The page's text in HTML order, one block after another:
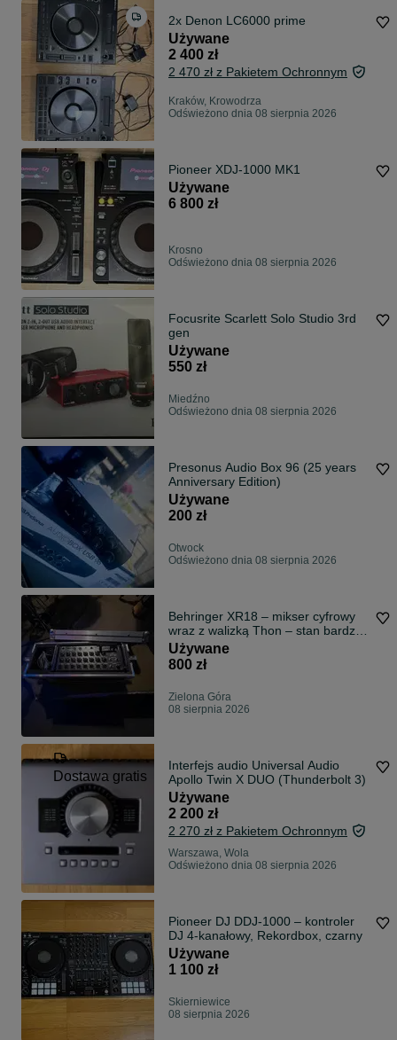
2x Denon LC6000 prime
Używane
2 400 zł
2 470 zł z Pakietem Ochronnym
Kraków, Krowodrza
Odświeżono dnia 08 sierpnia 2026
Pioneer XDJ-1000 MK1
Używane
6 800 zł
Krosno
Odświeżono dnia 08 sierpnia 2026
Focusrite Scarlett Solo Studio 3rd
gen
Używane
550 zł
Miedźno
Odświeżono dnia 08 sierpnia 2026
Presonus Audio Box 96 (25 years
Anniversary Edition)
Używane
200 zł
Otwock
Odświeżono dnia 08 sierpnia 2026
Behringer XR18 – mikser cyfrowy
wraz z walizką Thon – stan bardzo
dobry/idealny
Używane
800 zł
Zielona Góra
08 sierpnia 2026
Dostawa gratis
Interfejs audio Universal Audio
Apollo Twin X DUO (Thunderbolt 3)
Używane
2 200 zł
2 270 zł z Pakietem Ochronnym
Warszawa, Wola
Odświeżono dnia 08 sierpnia 2026
Pioneer DJ DDJ-1000 – kontroler
DJ 4-kanałowy, Rekordbox, czarny
Używane
1 100 zł
Skierniewice
08 sierpnia 2026